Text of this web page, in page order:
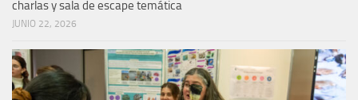
charlas y sala de escape temática
JUNIO 22, 2026